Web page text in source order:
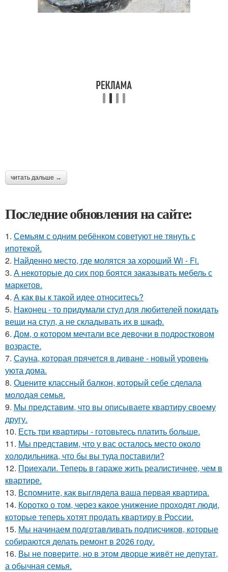
читать дальше →
Последние обновления на сайте:
1. Семьям с одним ребёнком советуют не тянуть с
ипотекой.
2. Найденно место, где молятся за хороший Wi - Fi.
3. А некоторые до сих пор боятся заказывать мебель с
маркетов.
4. А как вы к такой идее относитесь?
5. Наконец - то придумали стул для любителей покидать
вещи на стул, а не складывать их в шкаф.
6. Дом, о котором мечтали все девочки в подростковом
возрасте.
7. Сауна, которая прячется в диване - новый уровень
уюта дома.
8. Оцените классный балкон, который себе сделала
молодая семья.
9. Мы представим, что вы описываете квартиру своему
другу.
10. Есть три квартиры - готовьтесь платить больше.
11. Мы представим, что у вас осталось место около
холодильника, что бы вы туда поставили?
12. Приехали. Теперь в гараже жить реалистичнее, чем в
квартире.
13. Вспомните, как выглядела ваша первая квартира.
14. Коротко о том, через какое унижение проходят люди,
которые теперь хотят продать квартиру в России.
15. Мы начинаем подготавливать подписчиков, которые
собираются делать ремонт в 2026 году.
16. Вы не поверите, но в этом дворце живёт не депутат,
а обычная семья.